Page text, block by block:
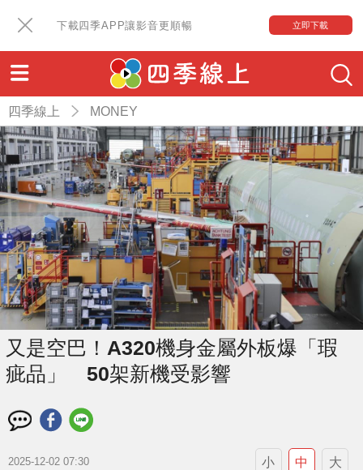
下載四季APP讓影音更順暢 立即下載
四季線上 MONEY
又是空巴！A320機身金屬外板爆「瑕
疵品」 50架新機受影響
2025-12-02 07:30 小 中 大